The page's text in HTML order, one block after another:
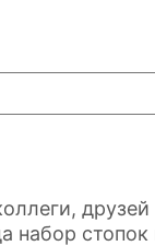
друзей
набор